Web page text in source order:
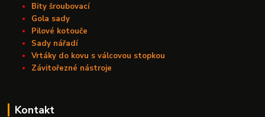
Bity šroubovací
Gola sady
Pilové kotouče
Sady nářadí
Vrtáky do kovu s válcovou stopkou
Závitořezné nástroje
Kontakt